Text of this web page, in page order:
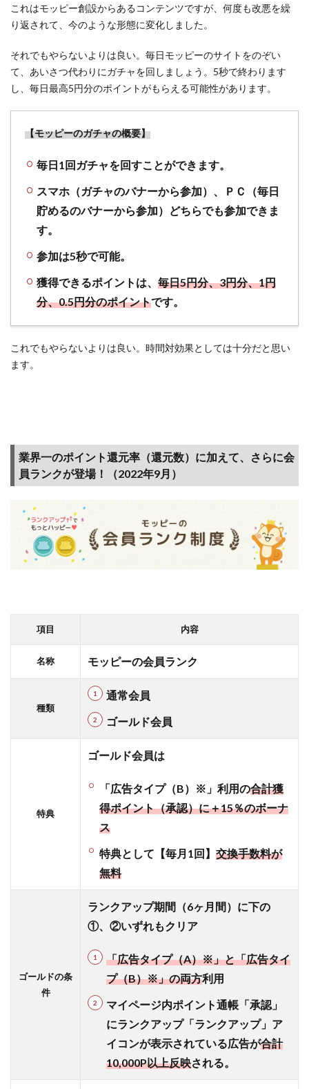
これはモッピー創設からあるコンテンツですが、何度も改悪を繰
り返されて、今のような形態に変化しました。
それでもやらないよりは良い。毎日モッピーのサイトをのぞい
て、あいさつ代わりにガチャを回しましょう。5秒で終わります
し、毎日最高5円分のポイントがもらえる可能性があります。
【モッピーのガチャの概要】
毎日1回ガチャを回すことができます。
スマホ（ガチャのバナーから参加）、ＰＣ（毎日
貯めるのバナーから参加）どちらでも参加できま
す。
参加は5秒で可能。
獲得できるポイントは、 毎日5円分、3円分、1円
分、0.5円分のポイントです。
これでもやらないよりは良い。時間対効果としては十分だと思い
ます。
業界一のポイント還元率（還元数）に加えて、さらに会
員ランクが登場！（2022年9月）
項目 内容
名称 モッピーの会員ランク
種類
通常会員
ゴールド会員
特典
ゴールド会員は
「広告タイプ（B）※」利用の合計獲
得ポイント（承認）に＋15％のボーナ
ス
特典として【毎月1回】 交換手数料が
無料
ゴールドの条
件
ランクアップ期間（6ヶ月間）に下の
①、②いずれもクリア
「広告タイプ（A）※」と「広告タイ
プ（B）※」の両方利用
マイページ内ポイント通帳「承認」
にランクアップ「ランクアップ」ア
イコンが表示されている広告が合計
10,000P以上反映される。